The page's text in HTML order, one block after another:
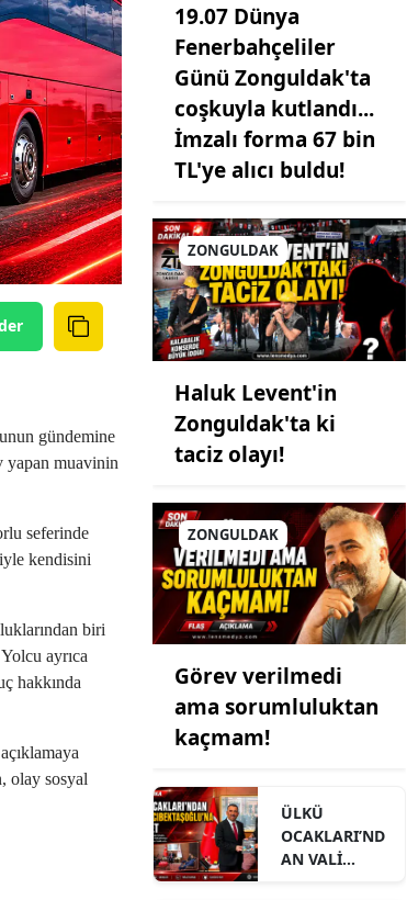
gündemine
yapan muavinin
seferinde
kendisini
biri
ayrıca
hakkında
olay sosyal
19.07 Dünya
Fenerbahçeliler
Günü Zonguldak'ta
coşkuyla kutlandı...
İmzalı forma 67 bin
TL'ye alıcı buldu!
ZONGULDAK
Haluk Levent'in
Zonguldak'ta ki
taciz olayı!
ZONGULDAK
Görev verilmedi
ama sorumluluktan
kaçmam!
ÜLKÜ
OCAKLARI’ND
AN VALİ